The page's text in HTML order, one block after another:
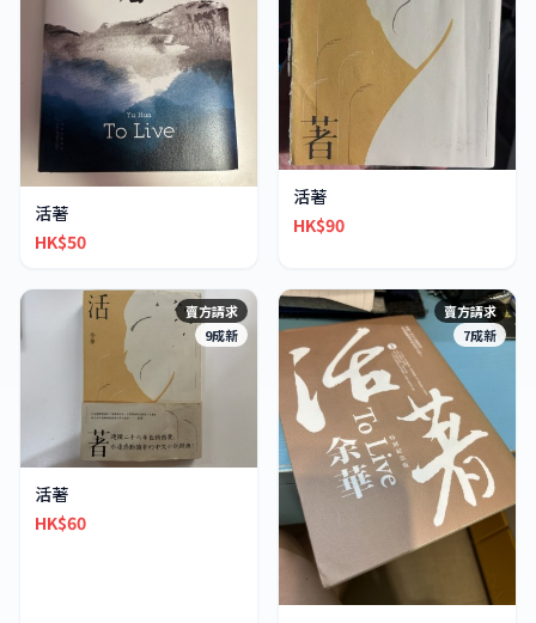
活著
HK$50
活著
HK$90
賣方請求
9成新
活著
HK$60
賣方請求
7成新